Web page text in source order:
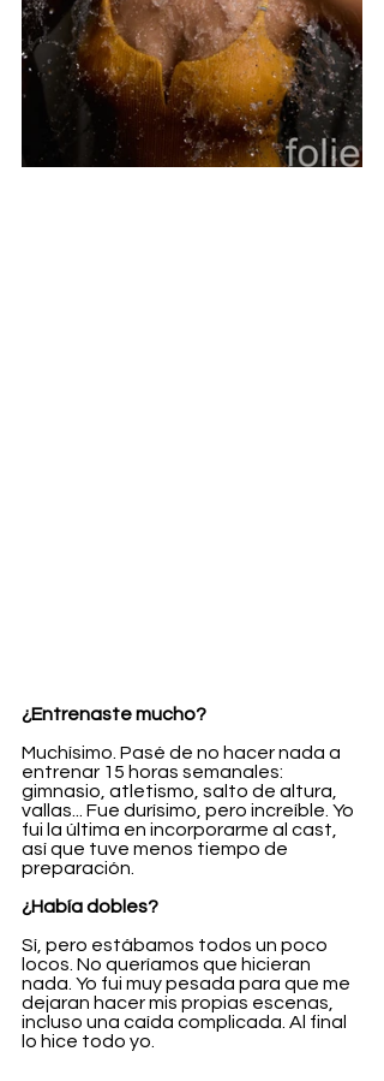
¿Entrenaste mucho?
Muchísimo. Pasé de no hacer nada a
entrenar 15 horas semanales:
gimnasio, atletismo, salto de altura,
vallas... Fue durísimo, pero increíble. Yo
fui la última en incorporarme al cast,
así que tuve menos tiempo de
preparación.
¿Había dobles?
Sí, pero estábamos todos un poco
locos. No queríamos que hicieran
nada. Yo fui muy pesada para que me
dejaran hacer mis propias escenas,
incluso una caída complicada. Al final
lo hice todo yo.